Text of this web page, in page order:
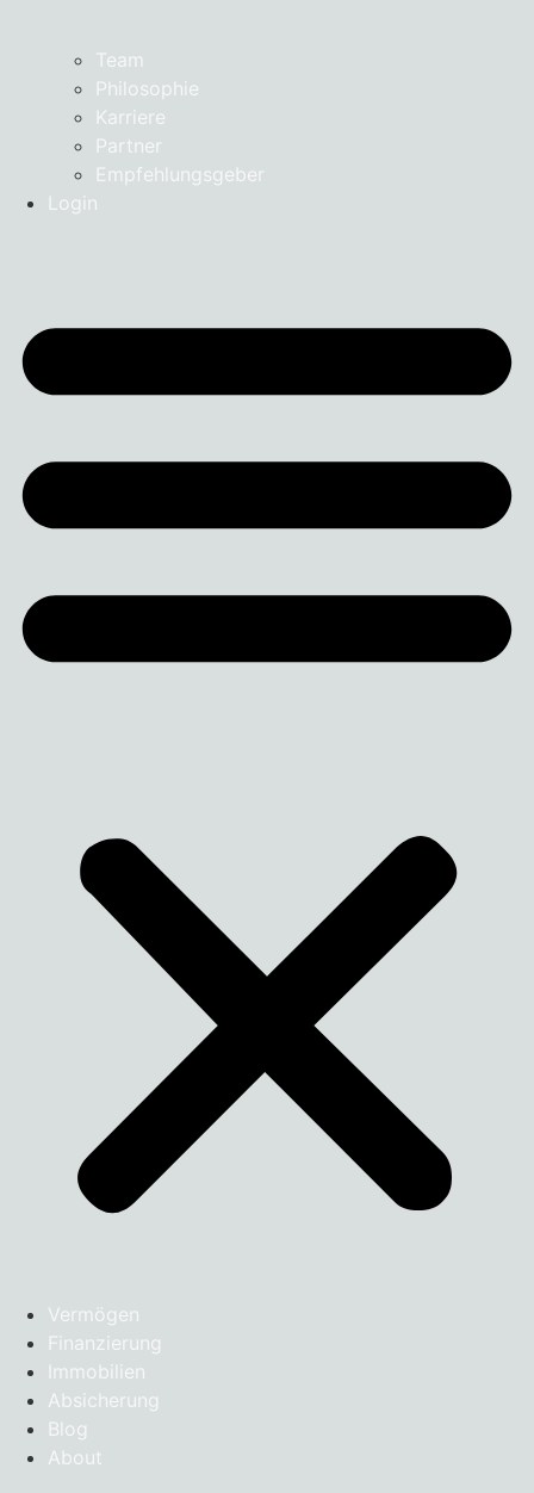
Team
Philosophie
Karriere
Partner
Empfehlungsgeber
Login
Vermögen
Finanzierung
Immobilien
Absicherung
Blog
About